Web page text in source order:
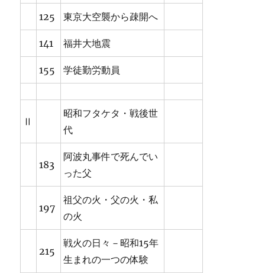
125 東京大空襲から疎開へ
141 福井大地震
155 学徒勤労動員
Ⅱ
昭和フタケタ・戦後世
代
183
阿波丸事件で死んでい
った父
197
祖父の火・父の火・私
の火
215
戦火の日々－昭和15年
生まれの一つの体験